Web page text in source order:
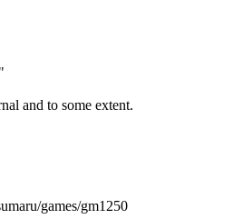
and to some extent.
games/gm1250